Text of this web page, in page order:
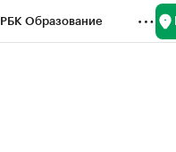
РБК Образование